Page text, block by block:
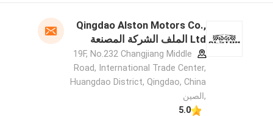
Qingdao Alston Motors Co.,
Ltd الملف الشركة المصنعة
19F, No.232 Changjiang Middle
Road, International Trade Center,
Huangdao District, Qingdao, China
,الصين
5.0